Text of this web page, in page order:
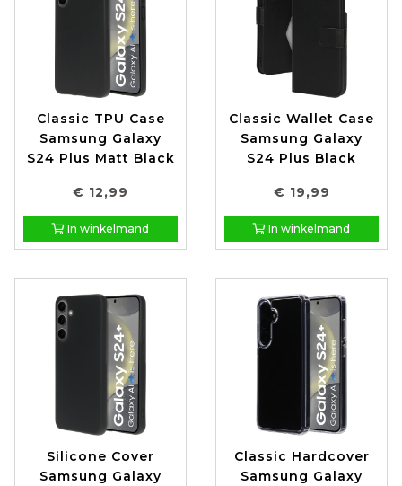
Classic TPU Case
Samsung Galaxy
S24 Plus Matt Black
€ 12,99
In winkelmand
Classic Wallet Case
Samsung Galaxy
S24 Plus Black
€ 19,99
In winkelmand
Silicone Cover
Samsung Galaxy
Classic Hardcover
Samsung Galaxy